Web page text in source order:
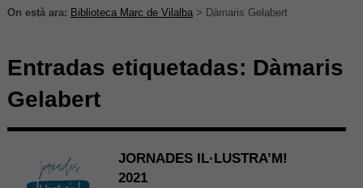
On està ara: Biblioteca Marc de Vilalba> Dàmaris Gelabert
Entradas etiquetadas: Dàmaris
Gelabert
JORNADES IL·LUSTRA’M!
2021